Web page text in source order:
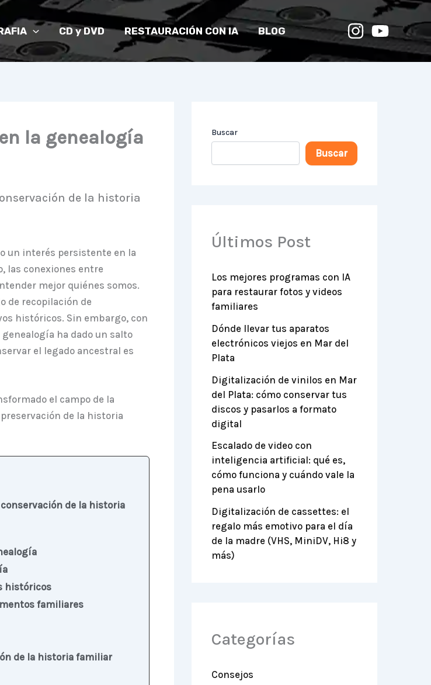
CD y DVD RESTAURACIÓN CON IA BLOG
la genealogía
de la historia
un interés persistente en la
las conexiones entre
mejor quiénes somos.
de recopilación de
históricos. Sin embargo, con
ha dado un salto
el legado ancestral es
el campo de la
de la historia
de la historia
históricos
familiares
de la historia familiar
Buscar
Buscar
Últimos Post
Los mejores programas con IA
para restaurar fotos y videos
familiares
Dónde llevar tus aparatos
electrónicos viejos en Mar del
Plata
Digitalización de vinilos en Mar
del Plata: cómo conservar tus
discos y pasarlos a formato
digital
Escalado de video con
inteligencia artificial: qué es,
cómo funciona y cuándo vale la
pena usarlo
Digitalización de cassettes: el
regalo más emotivo para el día
de la madre (VHS, MiniDV, Hi8 y
más)
Categorías
Consejos